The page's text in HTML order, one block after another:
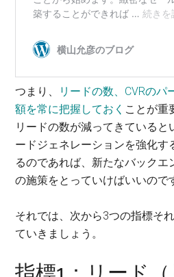
つまり、
リードの数、CVRのパ
額を常に把握しておく ことが重
リードの数が減ってきていると
ードジェネレーションを強化す
るのであれば、新たなバック
の施策をとっていけばいいので
それでは、次から3つの指標そ
ていきましょう。